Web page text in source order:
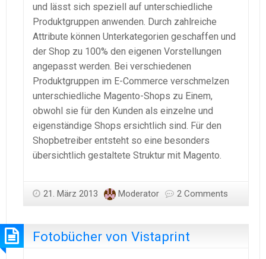
und lässt sich speziell auf unterschiedliche
Produktgruppen anwenden. Durch zahlreiche
Attribute können Unterkategorien geschaffen und
der Shop zu 100% den eigenen Vorstellungen
angepasst werden. Bei verschiedenen
Produktgruppen im E-Commerce verschmelzen
unterschiedliche Magento-Shops zu Einem,
obwohl sie für den Kunden als einzelne und
eigenständige Shops ersichtlich sind. Für den
Shopbetreiber entsteht so eine besonders
übersichtlich gestaltete Struktur mit Magento.
21. März 2013 Moderator 2 Comments
Fotobücher von Vistaprint